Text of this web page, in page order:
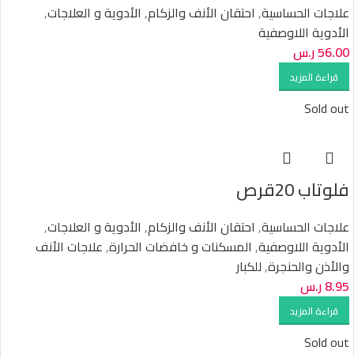
علاجات الحساسية, احتقان الأنف والزكام, الأدوية و العلاجات,
الأدوية اللاوصفية
56.00ر.س
قراءة المزيد
Sold out
فلوتاب 20قرص
علاجات الحساسية, احتقان الأنف والزكام, الأدوية و العلاجات,
الأدوية اللاوصفية, المسكنات و خافضات الحرارة,علاجات الأنف
والأذن والحنجرة,للكبار
8.95ر.س
قراءة المزيد
Sold out